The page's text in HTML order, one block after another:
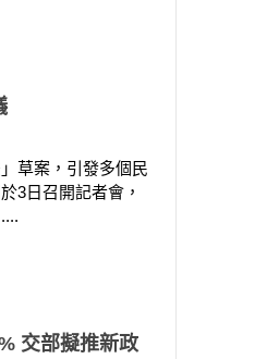
草案，引發多個民
3日召開記者會，
交部擬推新政